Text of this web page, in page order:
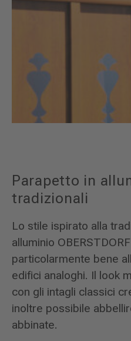
Parapetto in
tradizionali
Lo stile ispirato alla
alluminio
particolarmente bene
edifici analoghi. Il look
con gli intagli classici
inoltre possibile
abbinate.